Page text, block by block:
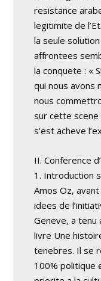
resistance
legitimite de
la seule
affrontees
la conquete : «
qui nous avons
nous
sur cette scene
s’est acheve
II. Conference
1. Introduction
Amos Oz,
idees de
Geneve, a tenu
livre Une
tenebres. Il se
100% politique